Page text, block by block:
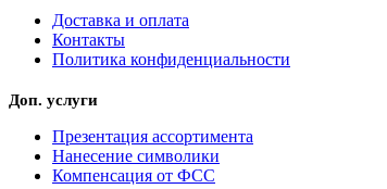
Доставка и оплата
Контакты
Политика конфиденциальности
Доп. услуги
Презентация ассортимента
Нанесение символики
Компенсация от ФСС